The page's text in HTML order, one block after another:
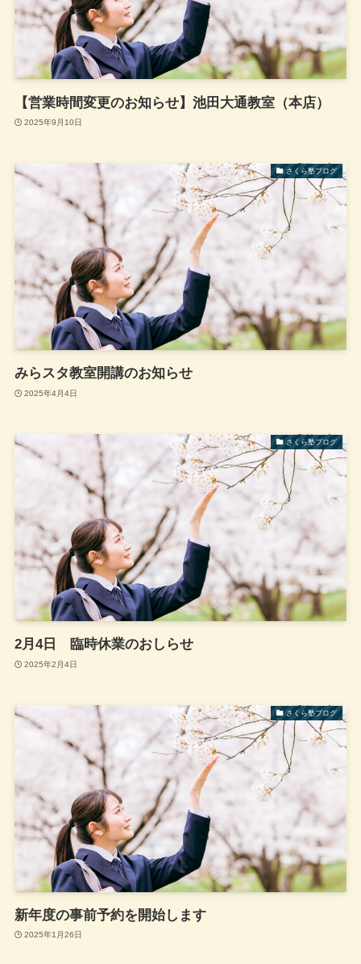
【営業時間変更のお知らせ】池田大通教室（本店）
2025年9月10日
さくら塾ブログ
みらスタ教室開講のお知らせ
2025年4月4日
さくら塾ブログ
2月4日 臨時休業のおしらせ
2025年2月4日
さくら塾ブログ
新年度の事前予約を開始します
2025年1月26日